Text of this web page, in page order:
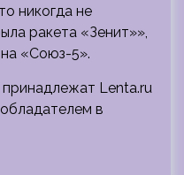
никогда не
ракета «Зенит»»,
«Союз-5».
Lenta.ru
в